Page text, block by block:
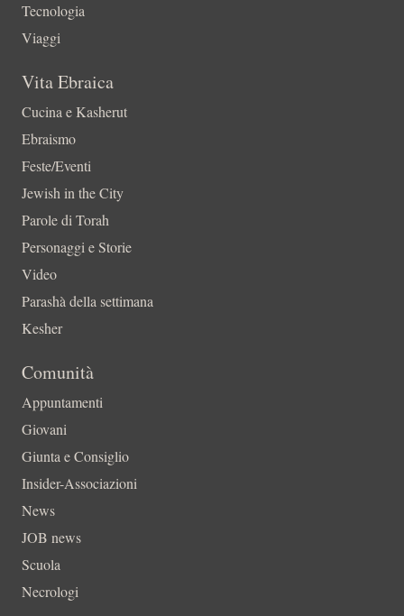
Tecnologia
Viaggi
Vita Ebraica
Cucina e Kasherut
Ebraismo
Feste/Eventi
Jewish in the City
Parole di Torah
Personaggi e Storie
Video
Parashà della settimana
Kesher
Comunità
Appuntamenti
Giovani
Giunta e Consiglio
Insider-Associazioni
News
JOB news
Scuola
Necrologi